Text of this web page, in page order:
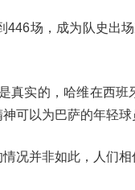
446场，成为队史出
真实的，哈维在西
可以为巴萨的年轻球
况并非如此，人们